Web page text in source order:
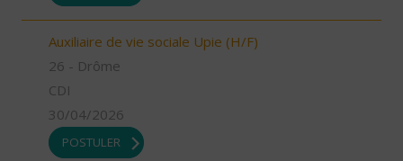
Auxiliaire de vie sociale Upie (H/F)
26 - Drôme
CDI
30/04/2026
POSTULER